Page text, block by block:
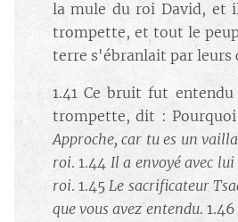
la mule du roi David, et
trompette, et tout le
terre s'ébranlait par leurs
1.41 Ce bruit fut
trompette, dit :
Approche, car tu es un
roi. 1.44 Il a envoyé avec
roi. 1.45Le sacrificateur
que vous avez entendu. 1.46